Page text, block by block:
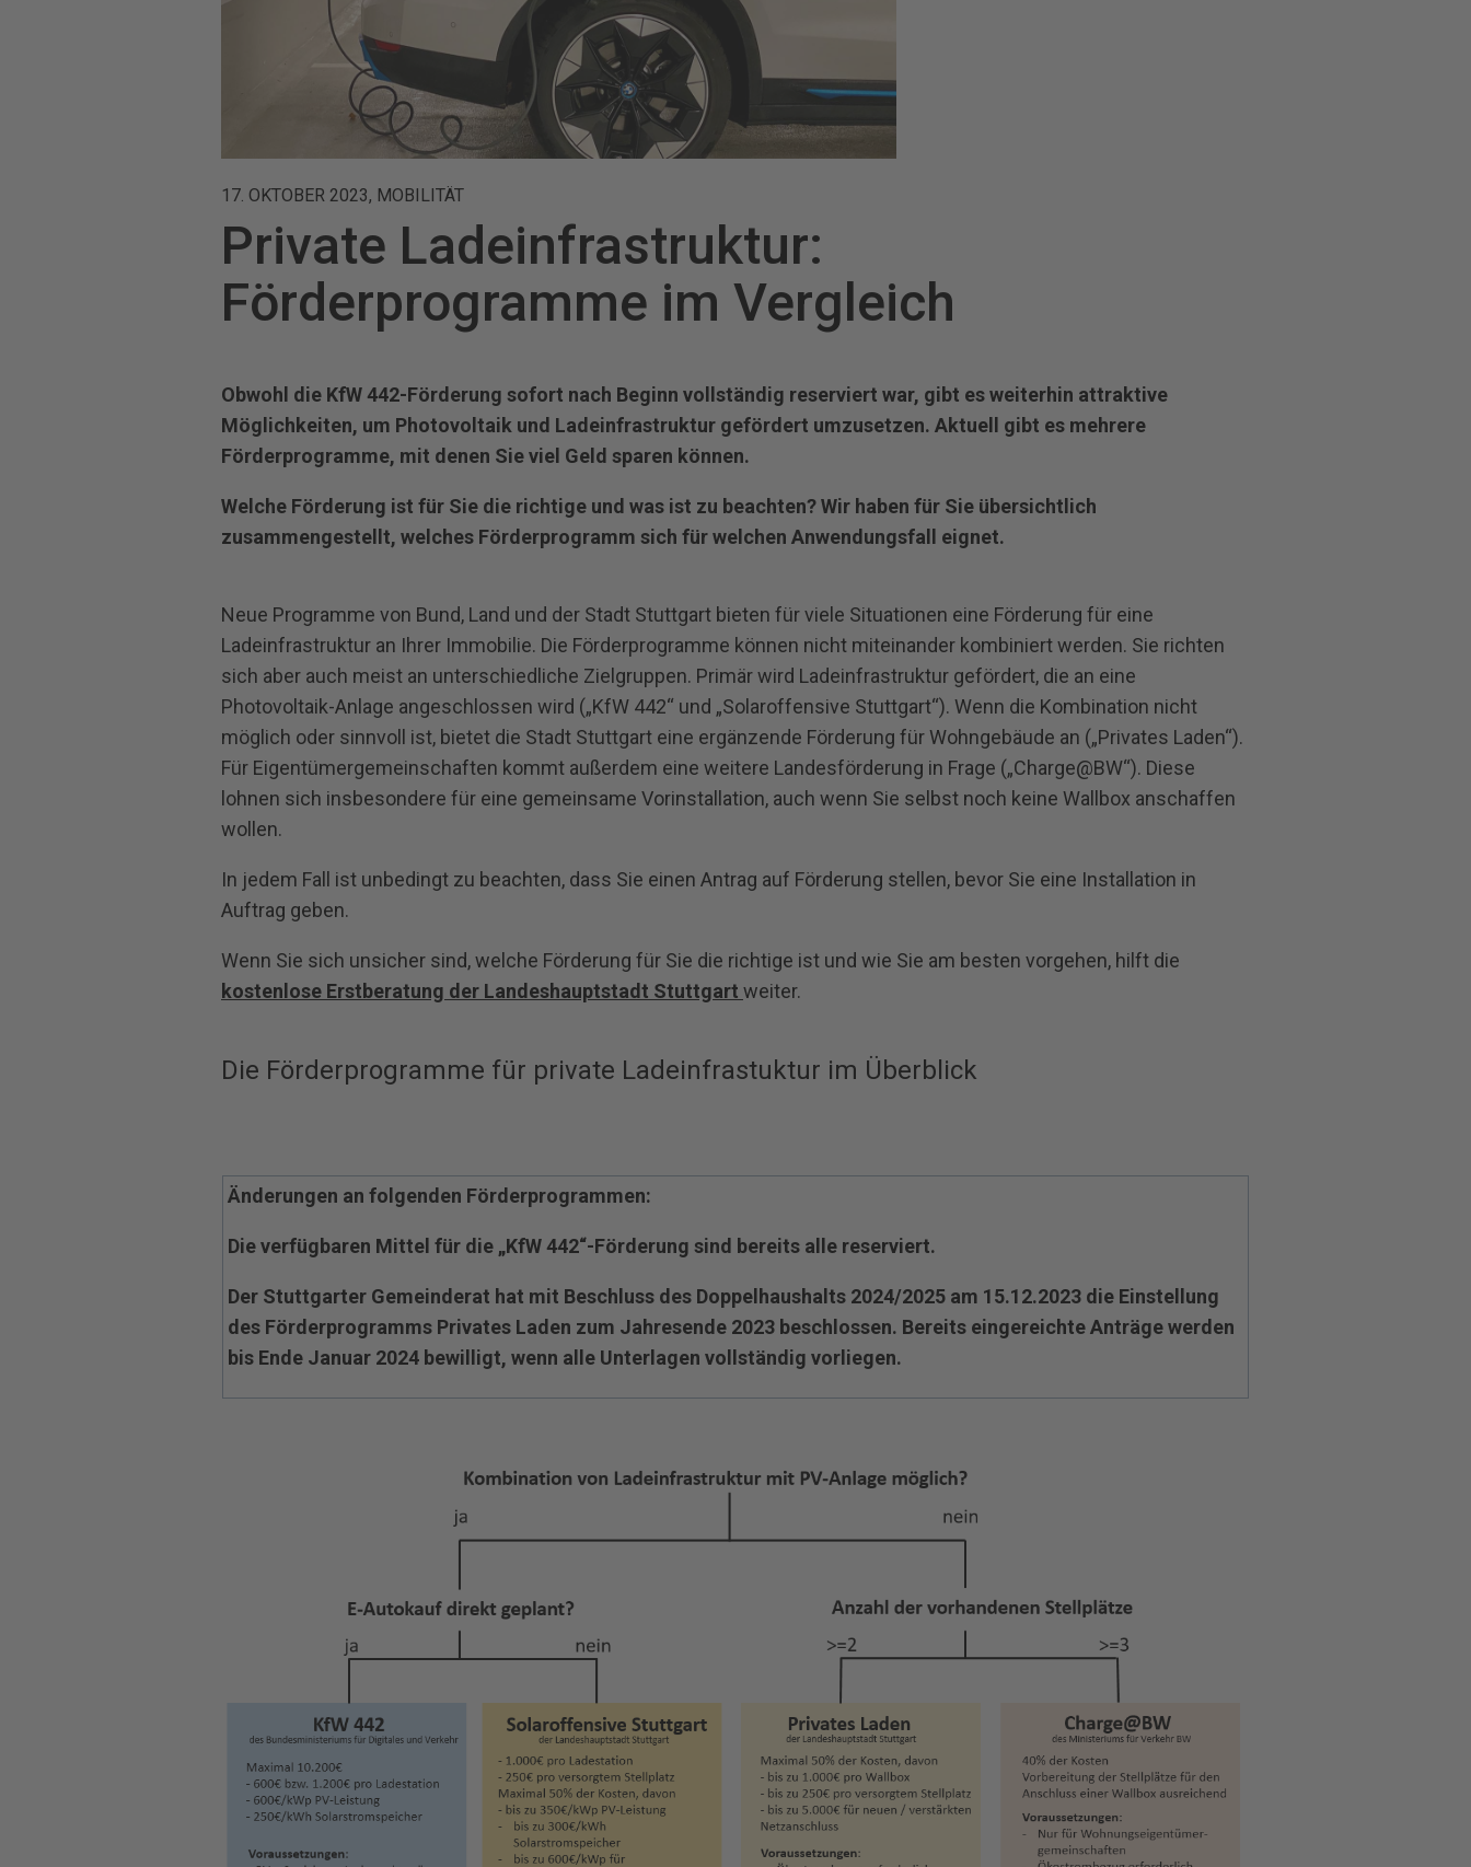
17. OKTOBER 2023, MOBILITÄT
Private Ladeinfrastruktur:
Förderprogramme im Vergleich
Obwohl die KfW 442-Förderung sofort nach Beginn vollständig reserviert war, gibt es weiterhin attraktive
Möglichkeiten, um Photovoltaik und Ladeinfrastruktur gefördert umzusetzen. Aktuell gibt es mehrere
Förderprogramme, mit denen Sie viel Geld sparen können.
Welche Förderung ist für Sie die richtige und was ist zu beachten? Wir haben für Sie übersichtlich
zusammengestellt, welches Förderprogramm sich für welchen Anwendungsfall eignet.
Neue Programme von Bund, Land und der Stadt Stuttgart bieten für viele Situationen eine Förderung für eine
Ladeinfrastruktur an Ihrer Immobilie. Die Förderprogramme können nicht miteinander kombiniert werden. Sie richten
sich aber auch meist an unterschiedliche Zielgruppen. Primär wird Ladeinfrastruktur gefördert, die an eine
Photovoltaik-Anlage angeschlossen wird („KfW 442“ und „Solaroffensive Stuttgart“). Wenn die Kombination nicht
möglich oder sinnvoll ist, bietet die Stadt Stuttgart eine ergänzende Förderung für Wohngebäude an („Privates Laden“).
Für Eigentümergemeinschaften kommt außerdem eine weitere Landesförderung in Frage („Charge@BW“). Diese
lohnen sich insbesondere für eine gemeinsame Vorinstallation, auch wenn Sie selbst noch keine Wallbox anschaffen
wollen.
In jedem Fall ist unbedingt zu beachten, dass Sie einen Antrag auf Förderung stellen, bevor Sie eine Installation in
Auftrag geben.
Wenn Sie sich unsicher sind, welche Förderung für Sie die richtige ist und wie Sie am besten vorgehen, hilft die
kostenlose Erstberatung der Landeshauptstadt Stuttgart weiter.
Die Förderprogramme für private Ladeinfrastuktur im Überblick
Änderungen an folgenden Förderprogrammen:
Die verfügbaren Mittel für die „KfW 442“-Förderung sind bereits alle reserviert.
Der Stuttgarter Gemeinderat hat mit Beschluss des Doppelhaushalts 2024/2025 am 15.12.2023 die Einstellung
des Förderprogramms Privates Laden zum Jahresende 2023 beschlossen. Bereits eingereichte Anträge werden
bis Ende Januar 2024 bewilligt, wenn alle Unterlagen vollständig vorliegen.